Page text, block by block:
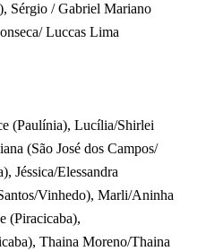
Sérgio / Gabriel Mariano
Luccas Lima
(Paulínia), Lucília/Shirlei
(São José dos Campos/
Jéssica/Elessandra
Vinhedo), Marli/Aninha
(Piracicaba),
Thaina Moreno/Thaina